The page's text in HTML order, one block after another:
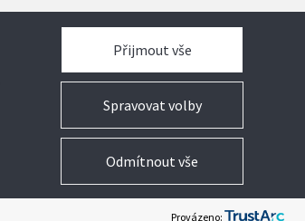
Spravovat volby
Přijmout vše
Odmítnout vše
Provázeno:
Nastavení cookies